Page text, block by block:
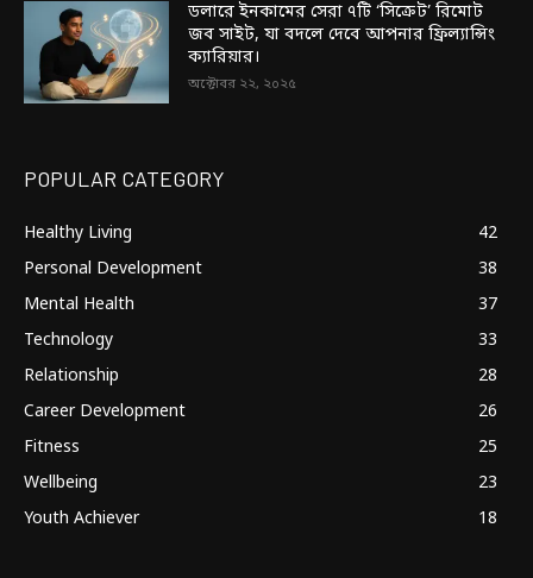
ডলারে ইনকামের সেরা ৭টি ‘সিক্রেট’ রিমোট
জব সাইট, যা বদলে দেবে আপনার ফ্রিল্যান্সিং
ক্যারিয়ার।
অক্টোবর ২২, ২০২৫
POPULAR CATEGORY
Healthy Living
42
Personal Development
38
Mental Health
37
Technology
33
Relationship
28
Career Development
26
Fitness
25
Wellbeing
23
Youth Achiever
18